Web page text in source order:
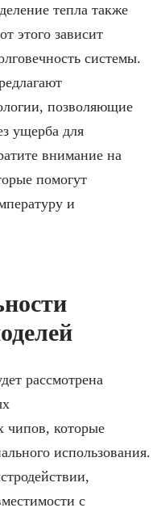
тепла также
этого зависит
системы.
позволяющие
ущерба для
внимание на
помогут
и
рассмотрена
чипов, которые
использования.
с